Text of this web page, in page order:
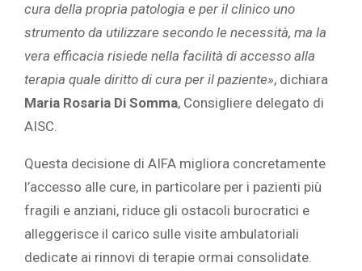
cura della propria patologia e per il clinico uno
strumento da utilizzare secondo le necessità, ma la
vera efficacia risiede nella facilità di accesso alla
terapia quale diritto di cura per il paziente», dichiara
Maria Rosaria Di Somma, Consigliere delegato di
AISC.
Questa decisione di AIFA migliora concretamente
l’accesso alle cure, in particolare per i pazienti più
fragili e anziani, riduce gli ostacoli burocratici e
alleggerisce il carico sulle visite ambulatoriali
dedicate ai rinnovi di terapie ormai consolidate.